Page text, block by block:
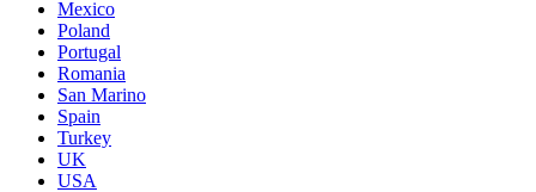
Mexico
Poland
Portugal
Romania
San Marino
Spain
Turkey
UK
USA